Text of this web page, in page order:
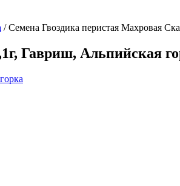
/Семена Гвоздика перистая Махровая
Гавриш, Альпийская